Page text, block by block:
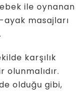
ile oynanan
ayak masajları
karşılık
olduğu gibi,